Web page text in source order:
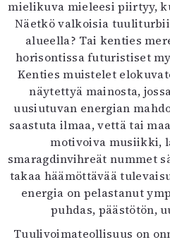
5/
Tilaus ja
Kaltio
mielikuva mieleesi piirtyy,
Näetkö valkoisia
alueella? Tai kenties
horisontissa futuristiset
Kenties muistelet
näytettyä mainosta,
uusiutuvan energian
saastuta ilmaa, vettä tai
motivoiva musiikki,
smaragdinvihreät nummet
takaa häämöttävää
energia on pelastanut
puhdas, päästötön,
Tuulivoimateollisuus on